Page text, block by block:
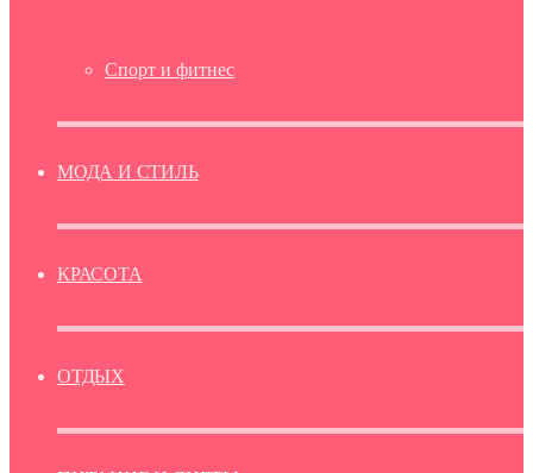
Спорт и фитнес
МОДА И СТИЛЬ
КРАСОТА
ОТДЫХ